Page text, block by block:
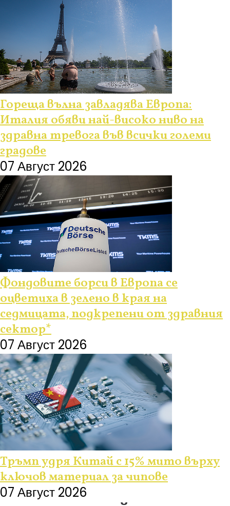
Гореща вълна завладява Европа:
Италия обяви най-високо ниво на
здравна тревога във всички големи
градове
07 Август 2026
Фондовите борси в Европа се
оцветиха в зелено в края на
седмицата, подкрепени от здравния
сектор*
07 Август 2026
Тръмп удря Китай с 15% мито върху
ключов материал за чипове
07 Август 2026